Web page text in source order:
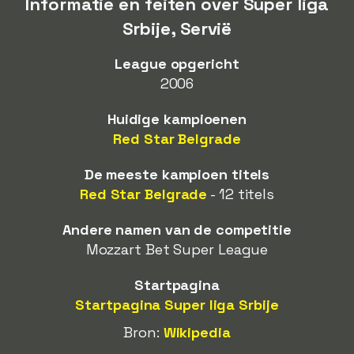
Srbije, Servië
League opgericht
2006
Huidige kampioenen
Red Star Belgrade
De meeste kampioen titels
Red Star Belgrade - 12 titels
Andere namen van de competitie
Mozzart Bet Super League
Startpagina
Startpagina Super liga Srbije
Bron: Wikipedia